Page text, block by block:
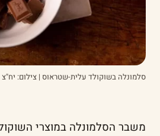
סלמונלה בשוקולד עלית-שטראוס | צילום: יח"צ
משבר הסלמונלה במוצרי